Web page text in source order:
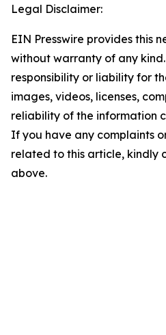
Legal Disclaimer:
EIN Presswire provides this
without warranty of any
responsibility or liability for
images, videos, licenses,
reliability of the information
If you have any complaints
related to this article, kindly
above.